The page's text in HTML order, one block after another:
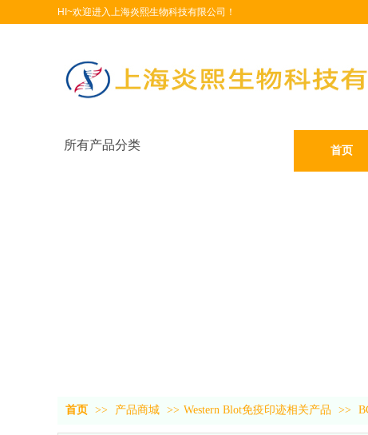
所有产品分类 首页
HI~欢迎进入上海炎熙生物科技有限公司！
首页 >> 产品商城 >> Western Blot免疫印迹相关产品 >>